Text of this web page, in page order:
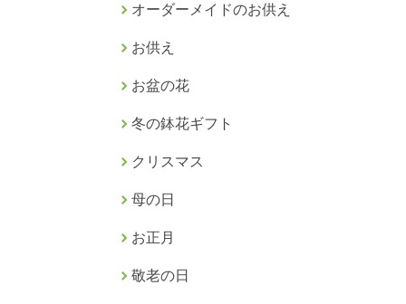
オーダーメイドのお供え
お供え
お盆の花
冬の鉢花ギフト
クリスマス
母の日
お正月
敬老の日